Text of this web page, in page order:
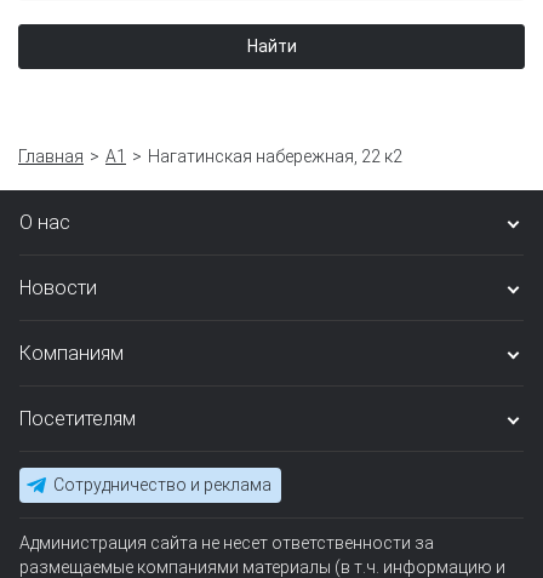
Найти
Главная А1 Нагатинская набережная, 22 к2
О нас
Новости
Компаниям
Посетителям
Сотрудничество и реклама
Администрация сайта не несет ответственности за
размещаемые компаниями материалы (в т.ч. информацию и